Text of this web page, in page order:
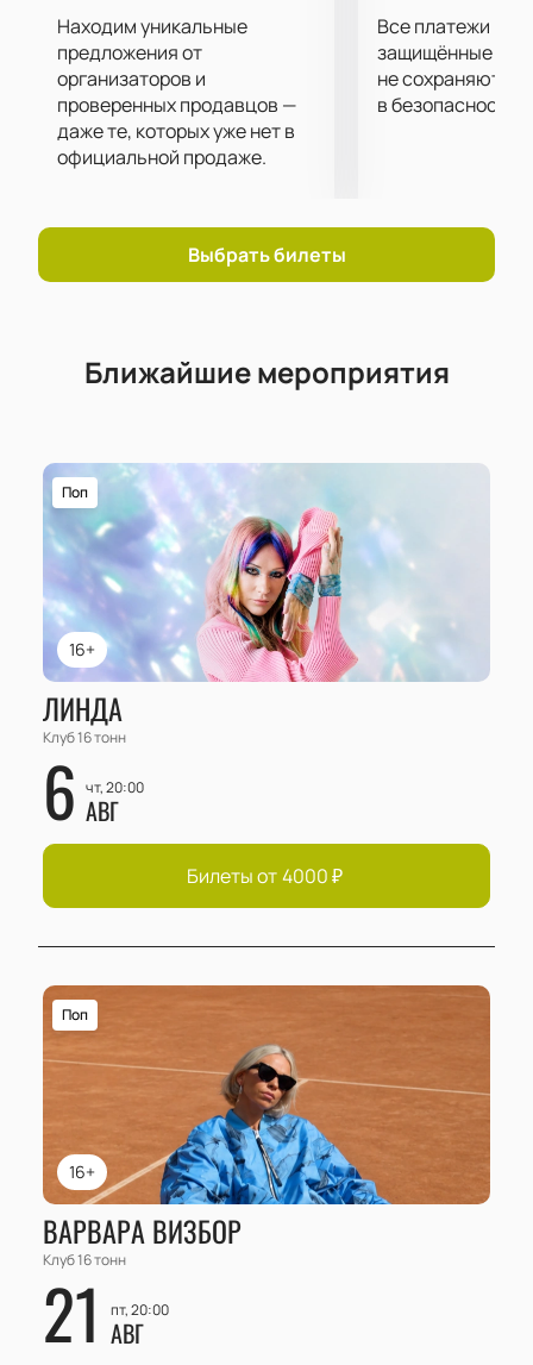
Находим уникальные
предложения от
организаторов и
проверенных продавцов —
даже те, которых уже нет в
официальной продаже.
Все платежи
защищённые
не сохраняются
в безопасности.
Выбрать билеты
Ближайшие мероприятия
16+
Поп
ЛИНДА
Клуб 16 тонн
6 чт, 20:00
АВГ
Билеты от 4000₽
16+
Поп
ВАРВАРА ВИЗБОР
Клуб 16 тонн
21 пт, 20:00
АВГ